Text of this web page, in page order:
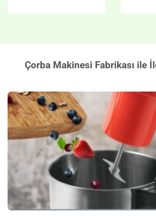
Çorba Makinesi Fabrikası ile